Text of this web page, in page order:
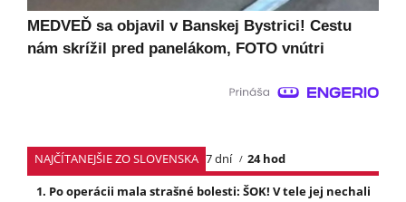
MEDVEĎ sa objavil v Banskej Bystrici! Cestu
nám skrížil pred panelákom, FOTO vnútri
NAJČÍTANEJŠIE ZO SLOVENSKA 7 dní
24 hod
Po operácii mala strašné bolesti: ŠOK! V tele jej nechali